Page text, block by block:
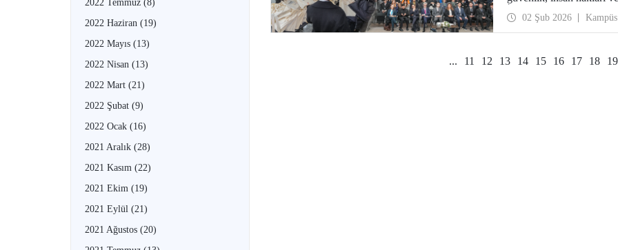
2022 Temmuz (8)
2022 Haziran (19)
2022 Mayıs (13)
2022 Nisan (13)
2022 Mart (21)
2022 Şubat (9)
2022 Ocak (16)
2021 Aralık (28)
2021 Kasım (22)
2021 Ekim (19)
2021 Eylül (21)
2021 Ağustos (20)
bir Birleşmiş Milletler
02 Şub 2026 Kampüs
... 11 12 13 14 15 16 17 18 19